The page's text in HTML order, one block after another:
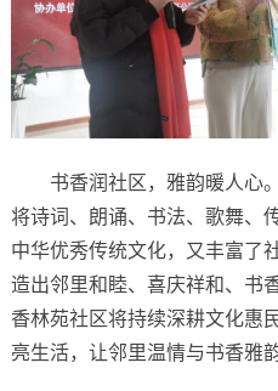
书香润社区，雅韵暖人心。
将诗词、朗诵、书法、歌舞、
中华优秀传统文化，又丰富了
造出邻里和睦、喜庆祥和、书
香林苑社区将持续深耕文化惠
亮生活，让邻里温情与书香雅